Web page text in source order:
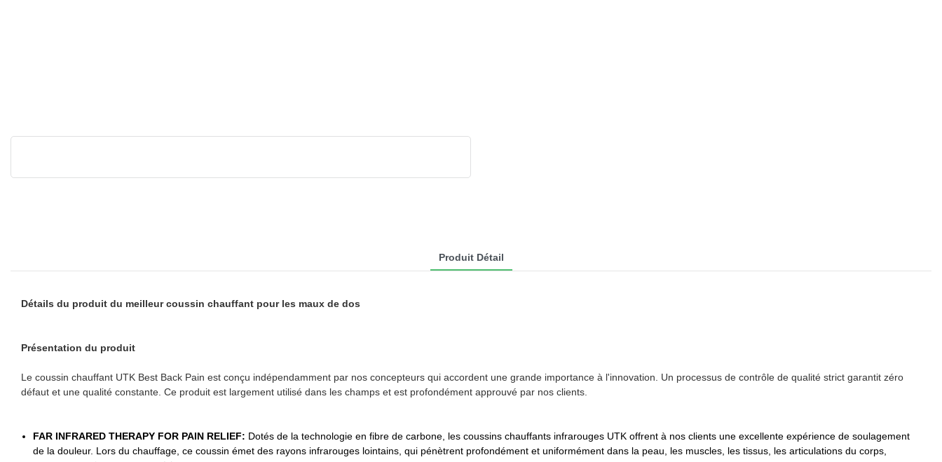
Produit Détail
Détails du produit du meilleur coussin chauffant pour les maux de dos
Présentation du produit
Le coussin chauffant UTK Best Back Pain est conçu indépendamment par nos concepteurs qui accordent une grande importance à l'innovation. Un processus de contrôle de qualité strict garantit zéro
défaut et une qualité constante. Ce produit est largement utilisé dans les champs et est profondément approuvé par nos clients.
FAR INFRARED THERAPY FOR PAIN RELIEF: Dotés de la technologie en fibre de carbone, les coussins chauffants infrarouges UTK offrent à nos clients une excellente expérience de soulagement
de la douleur. Lors du chauffage, ce coussin émet des rayons infrarouges lointains, qui pénètrent profondément et uniformément dans la peau, les muscles, les tissus, les articulations du corps,